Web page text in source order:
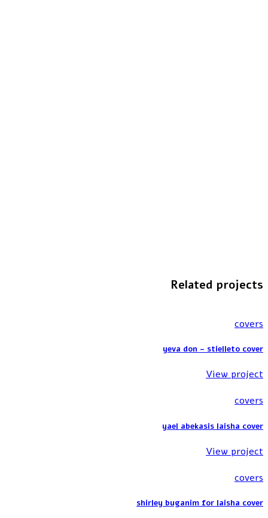
Related projects
covers
yeva don – stielleto cover
View project
covers
yael abekasis laisha cover
View project
covers
shirley buganim for laisha cover